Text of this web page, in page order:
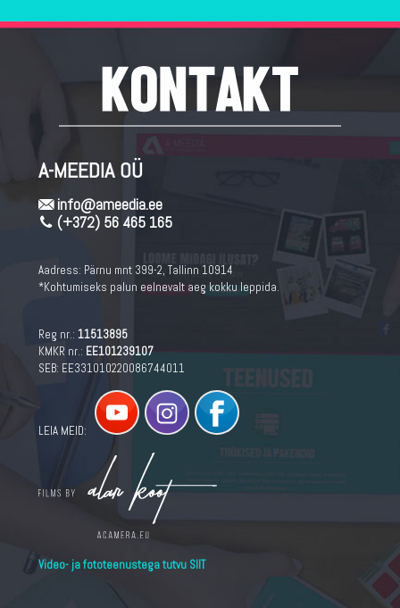
A-MEEDIA OÜ
info@ameedia.ee
(+372) 56 465 165
Aadress: Pärnu mnt 399-2, Tallinn 10914
*Kohtumiseks palun eelnevalt aeg kokku leppida.
Reg nr.: 11513895
KMKR nr.: EE101239107
SEB: EE331010220086744011
LEIA MEID:
Video- ja fototeenustega tutvu SIIT